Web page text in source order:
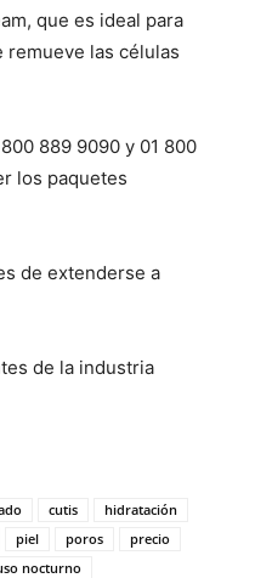
que es ideal para
remueve las células
889 9090 y 01 800
los paquetes
de extenderse a
de la industria
cutis
hidratación
piel poros
precio
nocturno